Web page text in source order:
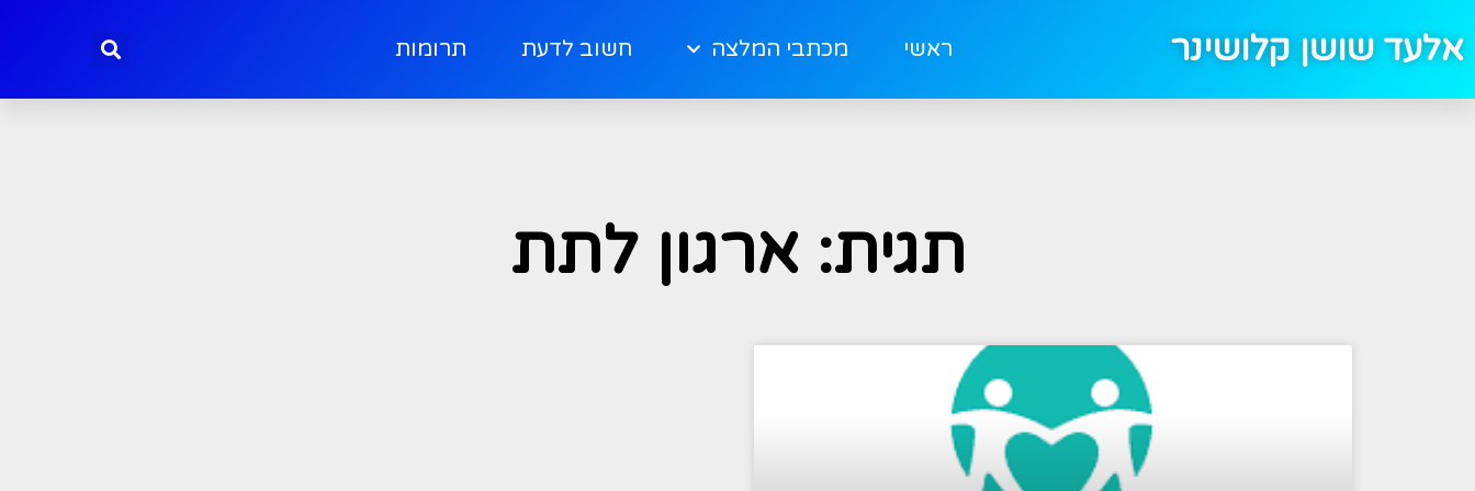
אלעד שושן קלושינר ראשי מכתבי המלצה חשוב לדעת תרומות
תגית: ארגון לתת